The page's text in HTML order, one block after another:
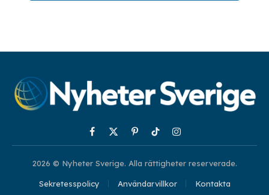
Facebook
X
(Twitter)
PinterestTikTokInstagram
2026 © Nyheter Sverige. Alla rättigheter reserverade.
Sekretesspolicy Användarvillkor Kontakta